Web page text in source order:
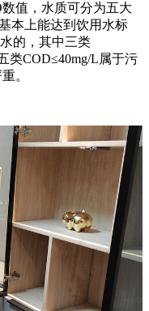
值，水质可分为五大
本上能达到饮用水标
的，其中三类
类COD≤40mg/L属于污
。